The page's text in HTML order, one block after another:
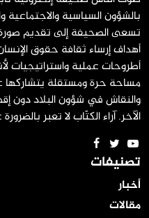
بالشؤون السياسية والاجتماعية
تسعى الصحيفة إلى تقديم
أهداف إرساء ثقافة حقوق
أطروحات عملية واستراتيجيات
مساحة حرة ومستقلة يتشاركها
والنقاش في شؤون البلاد دون
الآخر. آراء الكتّاب لا تعبر
تصنيفات
أخبار
مقالات